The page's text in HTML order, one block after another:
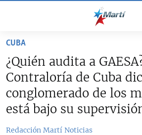
accesibilidad
contenido
principal
CUBA
CUBA
DERECHOS HUMANOS
ESTADOS UNIDOS
ESTADOS UNIDOS
AMÉRICA LATINA
CUBA
¿Quién audita a
Contraloría de Cuba
conglomerado de los
está bajo su
Redacción Martí Noticias